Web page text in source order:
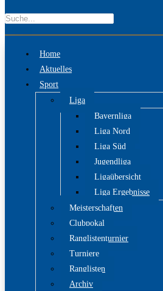
Home
Aktuelles
Sport
Liga
Bayernliga
Liga Nord
Liga Süd
Jugendliga
Ligaübersicht
Liga Ergebnisse
Meisterschaften
Clubpokal
Ranglistenturnier
Turniere
Ranglisten
Archiv